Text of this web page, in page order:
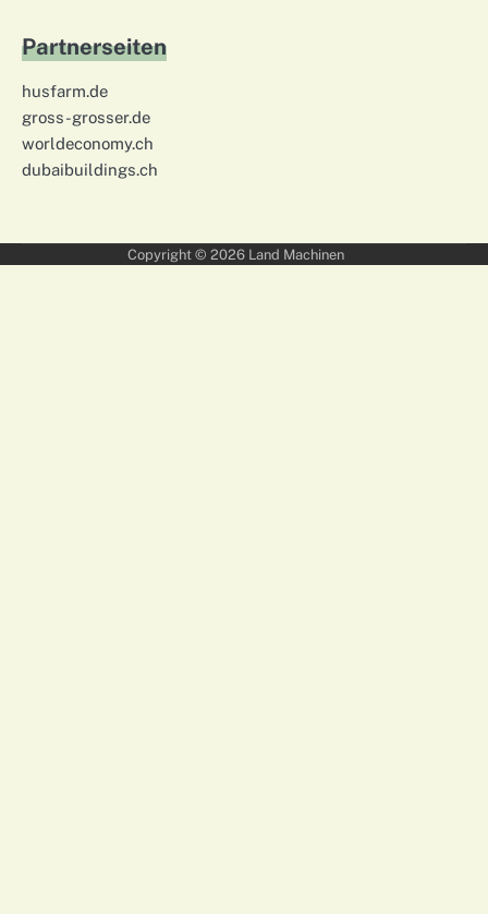
Partnerseiten
husfarm.de
gross-grosser.de
worldeconomy.ch
dubaibuildings.ch
Copyright © 2026 Land Machinen